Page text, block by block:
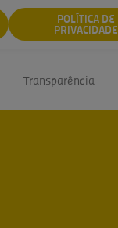
POLÍTICA DE
PRIVACIDADE
Transparência